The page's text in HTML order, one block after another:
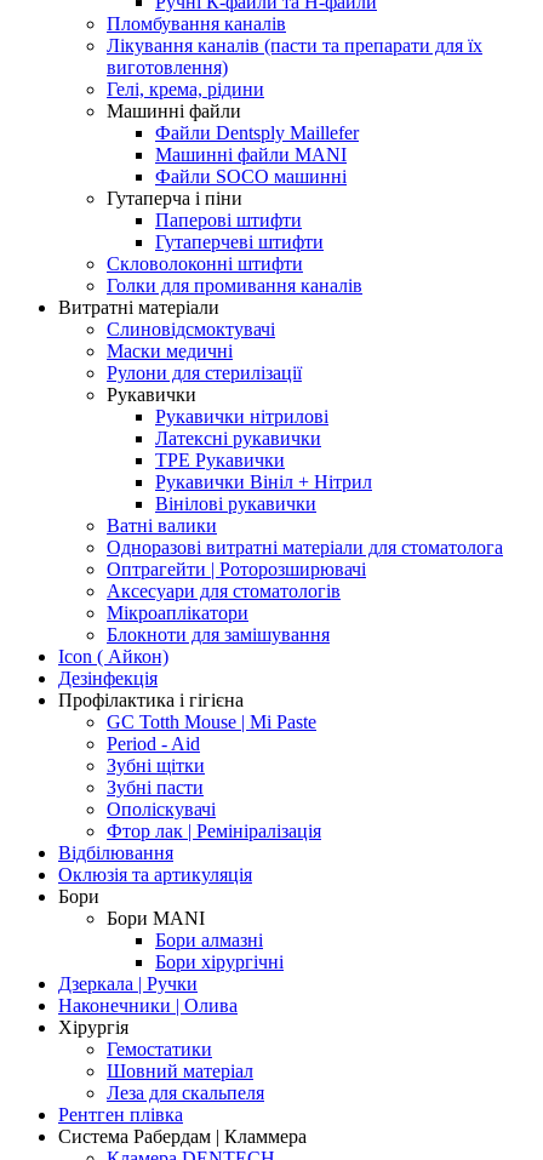
Пломбування каналів
Лікування каналів (пасти та препарати для їх
виготовлення)
Гелі, крема, рідини
Машинні файли
Файли Dentsply Maillefer
Машинні файли MANI
Файли SOCO машинні
Гутаперча і піни
Паперові штифти
Гутаперчеві штифти
Скловолоконні штифти
Голки для промивання каналів
Витратні матеріали
Слиновідсмоктувачі
Маски медичні
Рулони для стерилізації
Рукавички
Рукавички нітрилові
Латексні рукавички
TPE Рукавички
Рукавички Вініл + Нітрил
Вінілові рукавички
Ватні валики
Одноразові витратні матеріали для стоматолога
Оптрагейти | Роторозширювачі
Аксесуари для стоматологів
Мікроаплікатори
Блокноти для замішування
Icon ( Айкон)
Дезінфекція
Профілактика і гігієна
GC Totth Mouse | Mi Paste
Period - Aid
Зубні щітки
Зубні пасти
Ополіскувачі
Фтор лак | Ремініралізація
Відбілювання
Оклюзія та артикуляція
Бори
Бори MANI
Бори алмазні
Бори хірургічні
Дзеркала | Ручки
Наконечники | Олива
Хірургія
Гемостатики
Шовний матеріал
Леза для скальпеля
Рентген плівка
Система Рабердам | Кламмера